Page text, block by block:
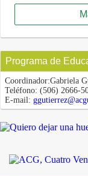
Programa de
Coordinador:Gabriela
Teléfono: (506) 2666-
E-mail: